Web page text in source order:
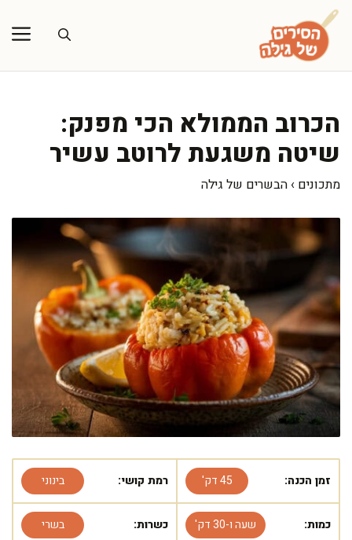
לדלג
לתוכן
הכרוב הממולא הכי מפנק:
שיטה משגעת לרוטב עשיר
מתכונים › הבשרים של גילה
זמן הכנה: 45 דק' רמת קושי: בינוני
כמות: שעה ו-30 דק' כשרות: בשרי